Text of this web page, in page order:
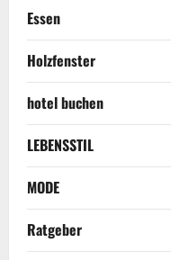
Essen
Holzfenster
hotel buchen
LEBENSSTIL
MODE
Ratgeber